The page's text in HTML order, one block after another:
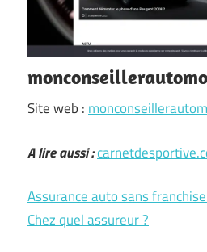
Site web :
A lire aussi :
Assurance auto sans
Chez quel assureur ?